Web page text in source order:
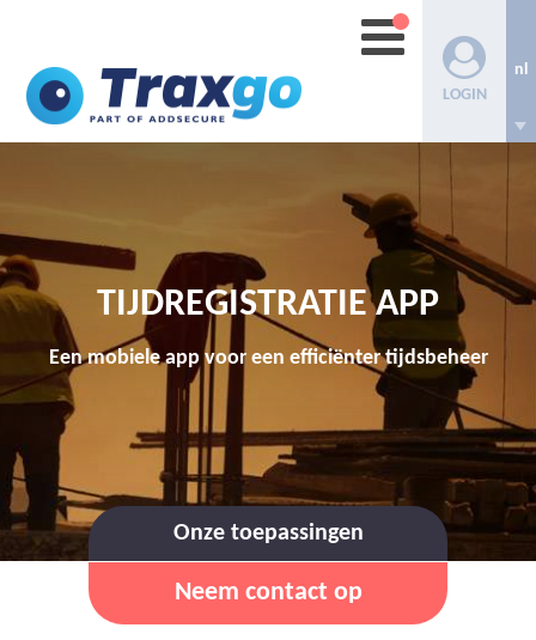
LOGIN
nl
TIJDREGISTRATIE APP
Een mobiele app voor een efficiënter tijdsbeheer
Onze toepassingen
Neem contact op